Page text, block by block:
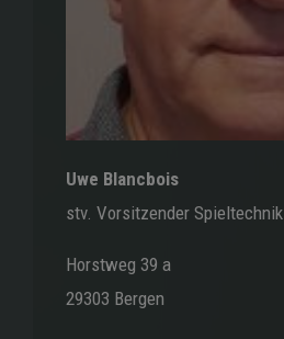
Uwe Blancbois
stv. Vorsitzender Spieltechnik
Horstweg 39 a
29303 Bergen